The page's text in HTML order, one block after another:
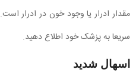
مقدار ادرار یا وجود خون در ادرار
سریعا به پزشک خود اطلاع دهید.
اسهال شدید